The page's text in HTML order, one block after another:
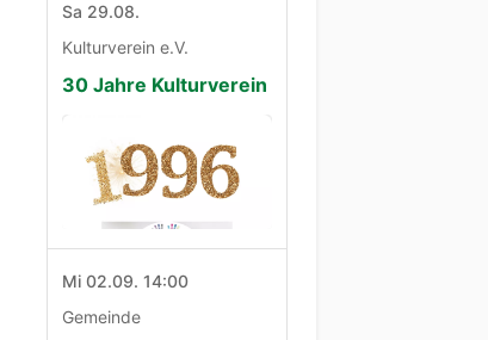
Sa 29.08.
Kulturverein e.V.
30 Jahre Kulturverein
Mi 02.09. 14:00
Gemeinde